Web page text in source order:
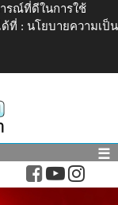
รณ์ที่ดีในการใช้
ที่ : นโยบายความเป็น
☰